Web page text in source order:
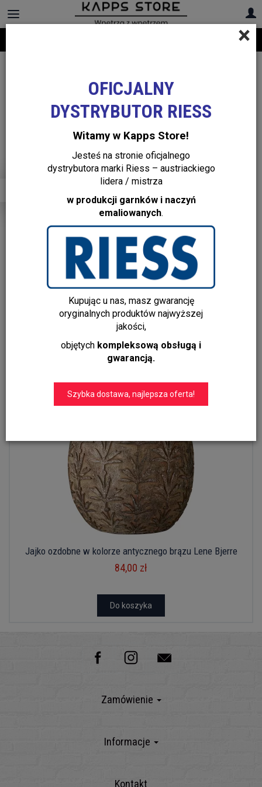
+48 22 299 19 84
×
OFICJALNY
DYSTRYBUTOR RIESS
Witamy w Kapps Store!
Jesteś na stronie oficjalnego
dystrybutora marki Riess – austriackiego
lidera / mistrza
w produkcji garnków i naczyń
emaliowanych.
Kupując u nas, masz gwarancję
oryginalnych produktów najwyższej
jakości,
objętych kompleksową obsługą i
gwarancją.
Szybka dostawa, najlepsza oferta!
Szklany świecznik tealight DIVA 6 cm Lene Bjerre
35,00 zł
Do koszyka
Jajko ozdobne w kolorze antycznego brązu Lene Bjerre
84,00 zł
Do koszyka
Zamówienie
Informacje
Kontakt